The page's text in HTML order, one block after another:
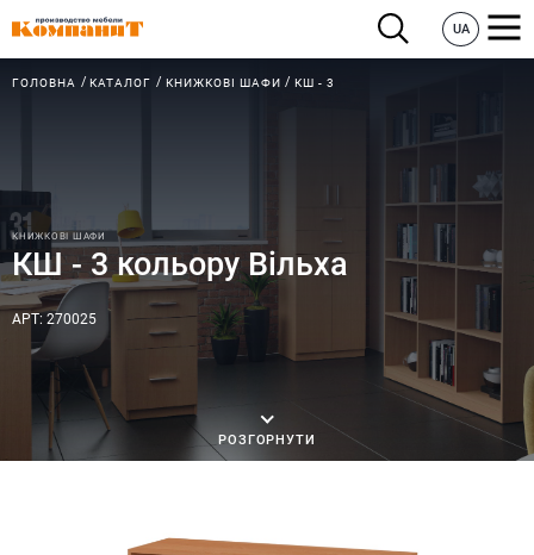
UA
ГОЛОВНА КАТАЛОГ КНИЖКОВІ ШАФИ КШ - 3
КНИЖКОВІ ШАФИ
КШ - 3 кольору Вільха
АРТ: 270025
РОЗГОРНУТИ